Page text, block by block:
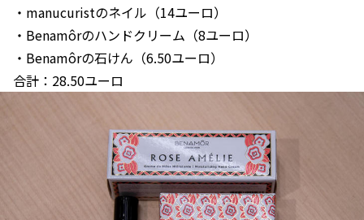
・manucuristのネイル（14ユーロ）
・Benamôrのハンドクリーム（8ユーロ）
・Benamôrの石けん（6.50ユーロ）
合計：28.50ユーロ